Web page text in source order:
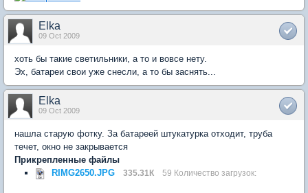
Elka
09 Oct 2009
хоть бы такие светильники, а то и вовсе нету.
Эх, батареи свои уже снесли, а то бы заснять...
Elka
09 Oct 2009
нашла старую фотку. За батареей штукатурка отходит, труба
течет, окно не закрывается
Прикрепленные файлы
RIMG2650.JPG
335.31К 59 Количество загрузок: